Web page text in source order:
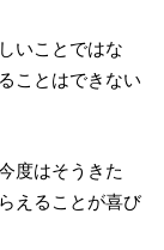
いことではな
ことはできない
度はそうきた
えることが喜び